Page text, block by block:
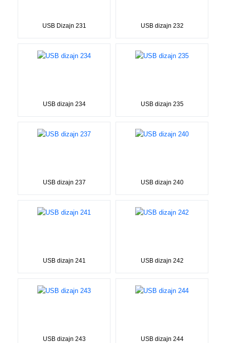
USB Dizajn 231 USB dizajn 232
USB dizajn 234 USB dizajn 235
USB dizajn 237 USB dizajn 240
USB dizajn 241 USB dizajn 242
USB dizajn 243 USB dizajn 244